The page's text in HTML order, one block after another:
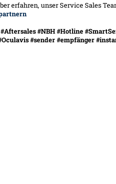
erfahren, unser Service Sales
#NBH #Hotline
#sender #empfänger